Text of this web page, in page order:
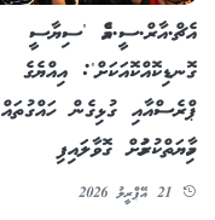
އެޗް.އާރް.ސީ.އެމް 'ސިޔާސީ
ގޮނޑިކޮއްކޮއަކަށް': އިއްޔެގެ
ޕްރެސްއާއި ގުޅިގެން ހައްގުތައް
ހިމާޔަތްކުރުމަށް ގޮވާލައިފި